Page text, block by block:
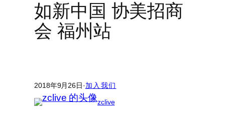
如新中国 协美招商
会 福州站
2018年9月26日·加入我们
zclive